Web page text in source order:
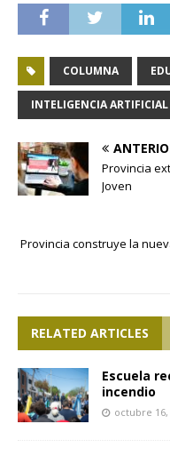
COLUMNA
INTELIGENCIA ARTIFICIAL
Provincia
Joven
Provincia construye la
RELATED ARTICLES
Escuela
incendio
octubre 16,